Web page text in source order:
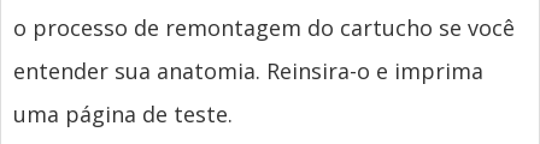
o processo de remontagem do cartucho se você
entender sua anatomia. Reinsira-o e imprima
uma página de teste.